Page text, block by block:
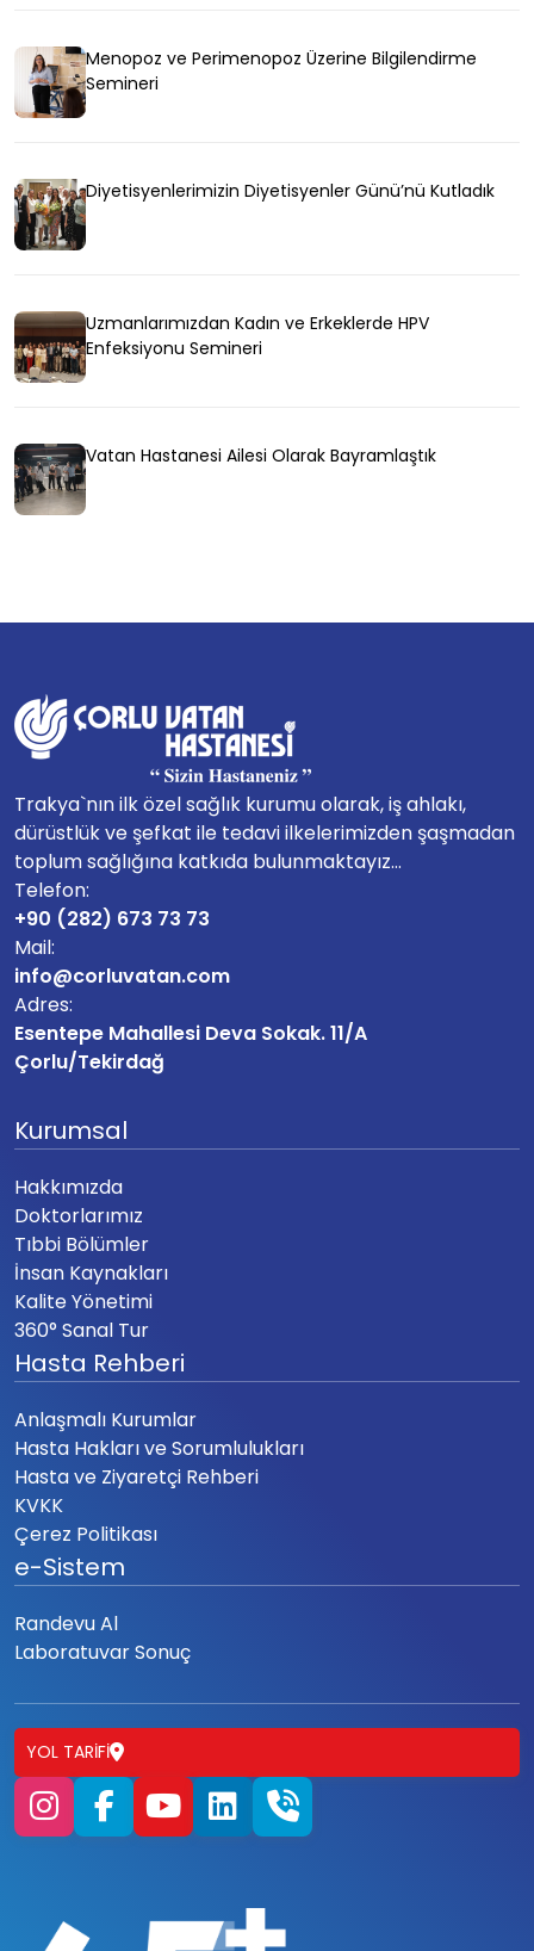
Menopoz ve Perimenopoz Üzerine Bilgilendirme
Semineri
Diyetisyenlerimizin Diyetisyenler Günü’nü Kutladık
Uzmanlarımızdan Kadın ve Erkeklerde HPV
Enfeksiyonu Semineri
Vatan Hastanesi Ailesi Olarak Bayramlaştık
Trakya`nın ilk özel sağlık kurumu olarak, iş ahlakı,
dürüstlük ve şefkat ile tedavi ilkelerimizden şaşmadan
toplum sağlığına katkıda bulunmaktayız...
Telefon:
+90 (282) 673 73 73
Mail:
info@corluvatan.com
Adres:
Esentepe Mahallesi Deva Sokak. 11/A
Çorlu/Tekirdağ
Kurumsal
Hakkımızda
Doktorlarımız
Tıbbi Bölümler
İnsan Kaynakları
Kalite Yönetimi
360° Sanal Tur
Hasta Rehberi
Anlaşmalı Kurumlar
Hasta Hakları ve Sorumlulukları
Hasta ve Ziyaretçi Rehberi
KVKK
Çerez Politikası
e-Sistem
Randevu Al
Laboratuvar Sonuç
YOL TARIFI